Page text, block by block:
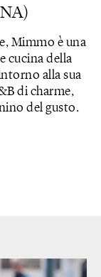
Mimmo è una
cucina della
alla sua
di charme,
del gusto.